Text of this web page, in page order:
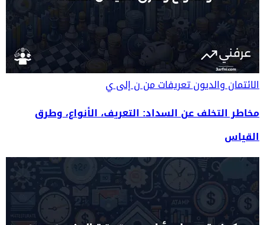
الائتمان والديونتعريفات من ن إلى ي
مخاطر التخلف عن السداد: التعريف، الأنواع، وطرق
القياس